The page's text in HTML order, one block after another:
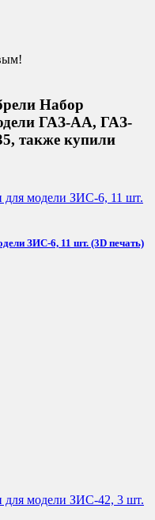
Набор
ГАЗ-АА, ГАЗ-
также купили
ЗИС-6, 11 шт. (3D печать)